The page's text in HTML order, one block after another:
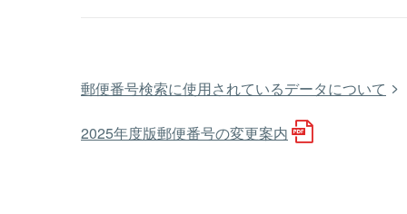
郵便番号検索に使用されているデータについて
2025年度版郵便番号の変更案内